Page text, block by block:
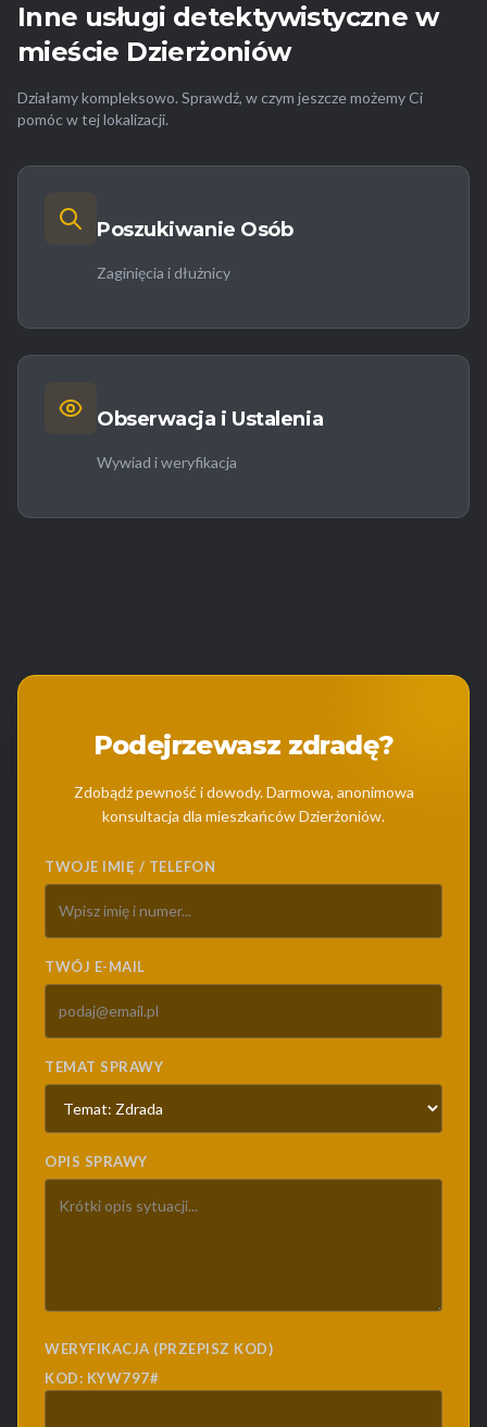
Inne usługi detektywistyczne w
mieście Dzierżoniów
Działamy kompleksowo. Sprawdź, w czym jeszcze możemy Ci
pomóc w tej lokalizacji.
Poszukiwanie Osób
Zaginięcia i dłużnicy
Obserwacja i Ustalenia
Wywiad i weryfikacja
Podejrzewasz zdradę?
Zdobądź pewność i dowody. Darmowa, anonimowa
konsultacja dla mieszkańców Dzierżoniów.
TWOJE IMIĘ / TELEFON
TWÓJ E-MAIL
TEMAT SPRAWY
OPIS SPRAWY
WERYFIKACJA (PRZEPISZ KOD)
KOD: KYW797#